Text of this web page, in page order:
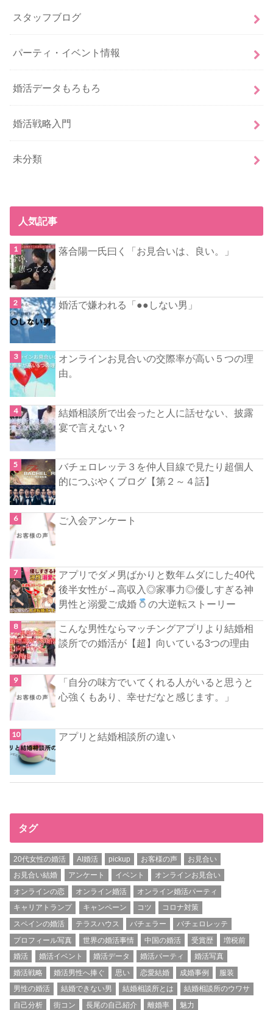
スタッフブログ
パーティ・イベント情報
婚活データもろもろ
婚活戦略入門
未分類
人気記事
落合陽一氏曰く「お見合いは、良い。」
婚活で嫌われる「●●しない男」
オンラインお見合いの交際率が高い５つの理
由。
結婚相談所で出会ったと人に話せない、披露
宴で言えない？
バチェロレッテ３を仲人目線で見たり超個人
的につぶやくブログ【第２～４話】
ご入会アンケート
アプリでダメ男ばかりと数年ムダにした40代
後半女性が→高収入◎家事力◎優しすぎる神
男性と溺愛ご成婚
の大逆転ストーリー
こんな男性ならマッチングアプリより結婚相
談所での婚活が【超】向いている3つの理由
「自分の味方でいてくれる人がいると思うと
心強くもあり、幸せだなと感じます。」
アプリと結婚相談所の違い
タグ
20代女性の婚活 AI婚活 pickup お客様の声
お見合い
お見合い結婚
アンケート イベント
オンラインお見合い
オンラインの恋
オンライン婚活
オンライン婚活パーティ
キャリアトランプ
キャンペーン コツ
コロナ対策
スペインの婚活
テラスハウス バチェラー
バチェロレッテ
プロフィール写真
世界の婚活事情 中国の婚活 受賞歴
増税前
婚活
婚活イベント 婚活データ 婚活パーティ
婚活写真
婚活戦略
婚活男性へ捧ぐ 思い 恋愛結婚 成婚事例
服装
男性の婚活
結婚できない男 結婚相談所とは
結婚相談所のウワサ
自己分析
街コン 長尾の自己紹介 離婚率 魅力